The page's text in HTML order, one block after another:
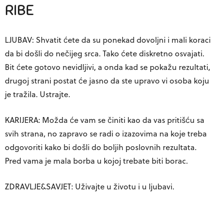
RIBE
LJUBAV: Shvatit ćete da su ponekad dovoljni i mali koraci
da bi došli do nečijeg srca. Tako ćete diskretno osvajati.
Bit ćete gotovo nevidljivi, a onda kad se pokažu rezultati,
drugoj strani postat će jasno da ste upravo vi osoba koju
je tražila. Ustrajte.
KARIJERA: Možda će vam se činiti kao da vas pritišću sa
svih strana, no zapravo se radi o izazovima na koje treba
odgovoriti kako bi došli do boljih poslovnih rezultata.
Pred vama je mala borba u kojoj trebate biti borac.
ZDRAVLJE&SAVJET: Uživajte u životu i u ljubavi.